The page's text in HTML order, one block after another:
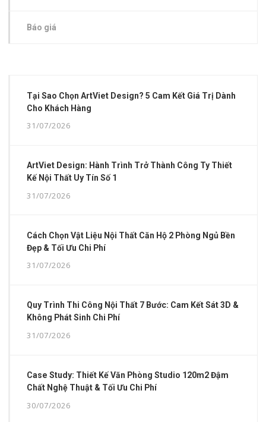
Báo giá
Tại Sao Chọn ArtViet Design? 5 Cam Kết Giá Trị Dành
Cho Khách Hàng
31/07/2026
ArtViet Design: Hành Trình Trở Thành Công Ty Thiết
Kế Nội Thất Uy Tín Số 1
31/07/2026
Cách Chọn Vật Liệu Nội Thất Căn Hộ 2 Phòng Ngủ Bền
Đẹp & Tối Ưu Chi Phí
31/07/2026
Quy Trình Thi Công Nội Thất 7 Bước: Cam Kết Sát 3D &
Không Phát Sinh Chi Phí
31/07/2026
Case Study: Thiết Kế Văn Phòng Studio 120m2 Đậm
Chất Nghệ Thuật & Tối Ưu Chi Phí
30/07/2026